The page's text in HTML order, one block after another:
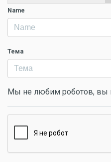
Name
Тема
Мы не любим роботов, вы